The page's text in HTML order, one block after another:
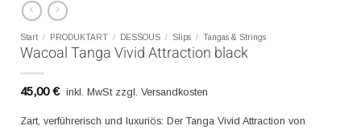
Start / PRODUKTART / DESSOUS / Slips / Tangas & Strings
Wacoal Tanga Vivid Attraction black
45,00€ inkl. MwSt zzgl. Versandkosten
Zart, verführerisch und luxuriös: Der Tanga Vivid Attraction von